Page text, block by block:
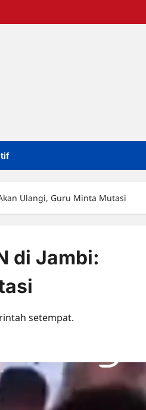
Ulangi, Guru Minta Mutasi
di Jambi:
setempat.